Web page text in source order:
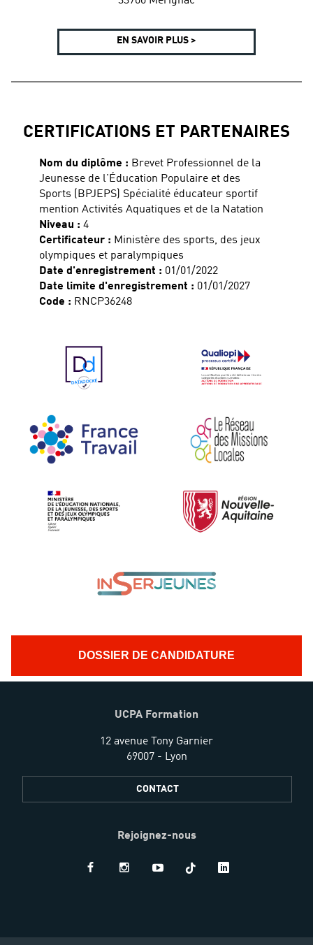
EN SAVOIR PLUS >
CERTIFICATIONS ET PARTENAIRES
Nom du diplôme : Brevet Professionnel de la
Jeunesse de l'Éducation Populaire et des
Sports (BPJEPS) Spécialité éducateur sportif
mention Activités Aquatiques et de la Natation
Niveau : 4
Certificateur : Ministère des sports, des jeux
olympiques et paralympiques
Date d'enregistrement : 01/01/2022
Date limite d'enregistrement : 01/01/2027
Code : RNCP36248
DOSSIER DE CANDIDATURE
UCPA Formation
12 avenue Tony Garnier
69007 - Lyon
CONTACT
Rejoignez-nous